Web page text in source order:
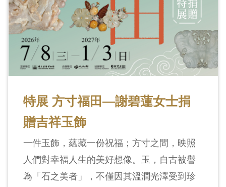
特展 方寸福田—謝碧蓮女士捐
贈吉祥玉飾
一件玉飾，蘊藏一份祝福；方寸之間，映照
人們對幸福人生的美好想像。玉，自古被譽
為「石之美者」，不僅因其溫潤光澤受到珍